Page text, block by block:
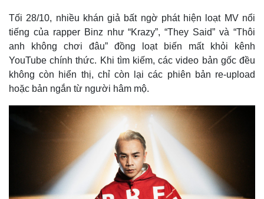
Tối 28/10, nhiều khán giả bất ngờ phát hiện loạt MV nổi
tiếng của rapper Binz như “Krazy”, “They Said” và “Thôi
anh không chơi đâu” đồng loạt biến mất khỏi kênh
YouTube chính thức. Khi tìm kiếm, các video bản gốc đều
không còn hiển thị, chỉ còn lại các phiên bản re-upload
hoặc bản ngắn từ người hâm mộ.